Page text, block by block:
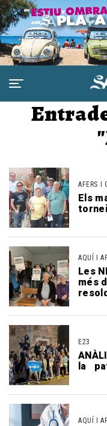
AFERS I
Els
AQUÍ I
Les
més
E23
la
AQUÍ I